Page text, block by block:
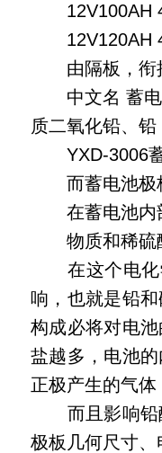
12V100AH
12V120AH
由隔板，衔接
中文名 蓄电
质二氧化铅、
YXD-3006蓄
而蓄电池极
在蓄电池内部
物质和稀硫酸
在这个电化学
响，也就是铅
构成必将对电
盐越多，电池
正极产生的气
而且影响铅酸
极板几何尺寸